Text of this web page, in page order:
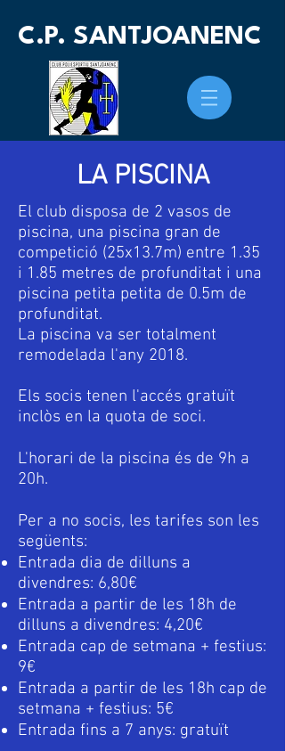
C.P. SANTJOANENC
LA PISCINA
El club disposa de 2 vasos de
piscina, una piscina gran de
competició (25x13.7m) entre 1.35
i 1.85 metres de profunditat i una
piscina petita petita de 0.5m de
profunditat.
La piscina va ser totalment
remodelada l'any 2018.
Els socis tenen l'accés gratuït
inclòs en la quota de soci.
L'horari de la piscina és de 9h a
20h.
Per a no socis, les tarifes son les
següents:
Entrada dia de dilluns a
divendres: 6,80€
Entrada a partir de les 18h de
dilluns a divendres: 4,20€
Entrada cap de setmana + festius:
9€
Entrada a partir de les 18h cap de
setmana + festius: 5€
Entrada fins a 7 anys: gratuït